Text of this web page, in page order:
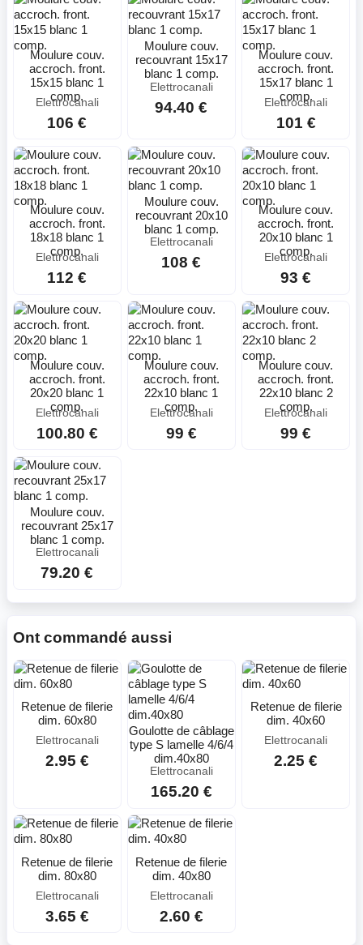
Moulure couv.
accroch. front.
15x15 blanc 1
comp.
Elettrocanali
106 €
Moulure couv.
recouvrant 15x17
blanc 1 comp.
Elettrocanali
94.40 €
Moulure couv.
accroch. front.
15x17 blanc 1
comp.
Elettrocanali
101 €
Moulure couv.
accroch. front.
18x18 blanc 1
comp.
Elettrocanali
112 €
Moulure couv.
recouvrant 20x10
blanc 1 comp.
Elettrocanali
108 €
Moulure couv.
accroch. front.
20x10 blanc 1
comp.
Elettrocanali
93 €
Moulure couv.
accroch. front.
20x20 blanc 1
comp.
Elettrocanali
100.80 €
Moulure couv.
accroch. front.
22x10 blanc 1
comp.
Elettrocanali
99 €
Moulure couv.
accroch. front.
22x10 blanc 2
comp.
Elettrocanali
99 €
Moulure couv.
recouvrant 25x17
blanc 1 comp.
Elettrocanali
79.20 €
Ont commandé aussi
Retenue de filerie
dim. 60x80
Elettrocanali
2.95 €
Goulotte de câblage
type S lamelle 4/6/4
dim.40x80
Elettrocanali
165.20 €
Retenue de filerie
dim. 40x60
Elettrocanali
2.25 €
Retenue de filerie
dim. 80x80
Elettrocanali
3.65 €
Retenue de filerie
dim. 40x80
Elettrocanali
2.60 €